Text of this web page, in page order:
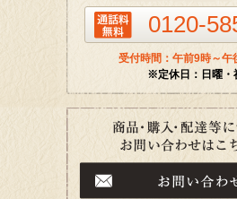
0120-
受付時間：午前9時～午
※定休日：日曜・